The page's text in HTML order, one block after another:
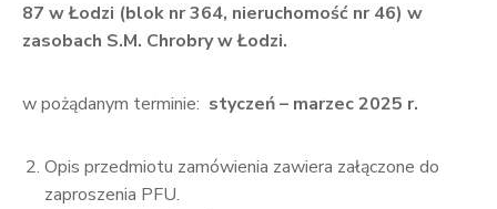
87 w Łodzi (blok nr 364, nieruchomość nr 46) w
zasobach S.M. Chrobry w Łodzi.
w pożądanym terminie: styczeń – marzec 2025 r.
Opis przedmiotu zamówienia zawiera załączone do
zaproszenia PFU.